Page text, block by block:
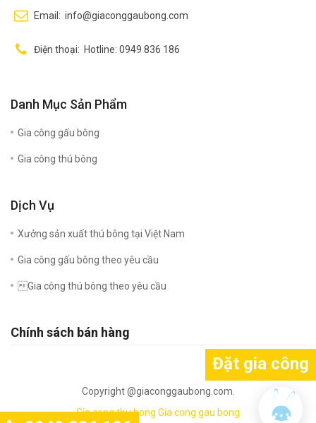
Email: info@giaconggaubong.com
Điện thoại: Hotline: 0949 836 186
Danh Mục Sản Phẩm
Gia công gấu bông
Gia công thú bông
Dịch Vụ
Xưởng sản xuất thú bông tại Việt Nam
Gia công gấu bông theo yêu cầu
Gia công thú bông theo yêu cầu
Chính sách bán hàng
Copyright @giaconggaubong.com.
Gia cong thu bong Gia cong gau bong
Đặt gia công